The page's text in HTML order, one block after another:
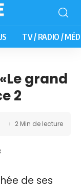
TV / RADIO /
grand
2
2 Min de lecture
de ses